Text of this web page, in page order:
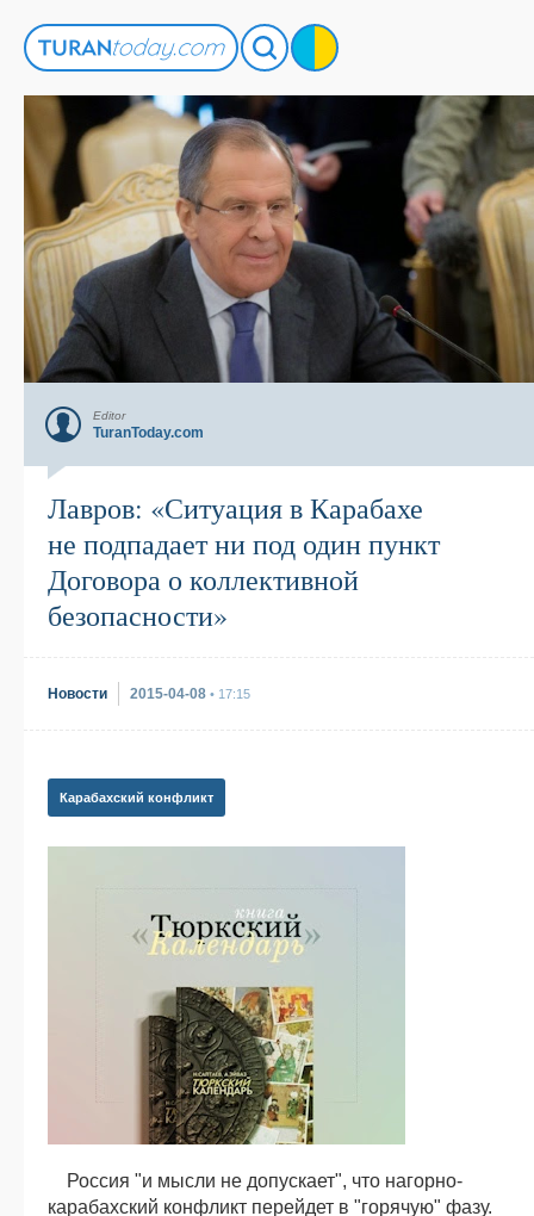
Editor
TuranToday.com
Лавров: «Ситуация в Карабахе
не подпадает ни под один пункт
Договора о коллективной
безопасности»
Новости 2015-04-08 • 17:15
Карабахский конфликт
Россия "и мысли не допускает", что нагорно-
карабахский конфликт перейдет в "горячую" фазу.